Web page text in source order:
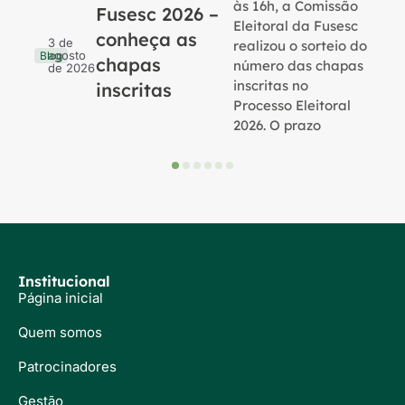
Blog
3 de
agosto
de 2026
Fusesc 2026 –
conheça as
chapas
inscritas
às 16h, a Comissão
Eleitoral da Fusesc
realizou o sorteio do
número das chapas
inscritas no
Processo Eleitoral
2026. O prazo
Institucional
Página inicial
Quem somos
Patrocinadores
Gestão